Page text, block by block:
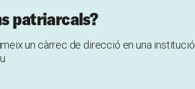
patriarcals?
un càrrec de direcció en una institució